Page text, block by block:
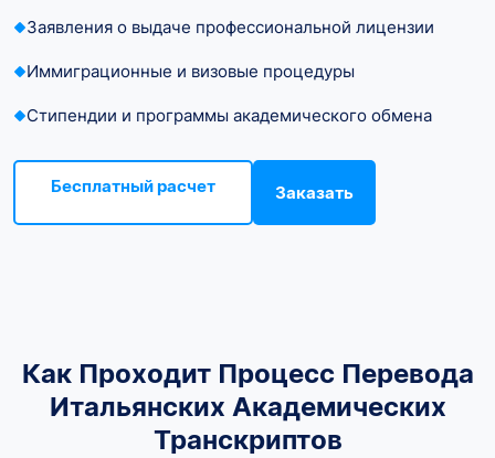
Заявления о выдаче профессиональной лицензии
Иммиграционные и визовые процедуры
Стипендии и программы академического обмена
Бесплатный расчет Заказать
Как Проходит Процесс Перевода
Итальянских Академических
Транскриптов